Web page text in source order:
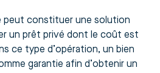
peut constituer une solution
un prêt privé dont le coût est
ce type d’opération, un bien
garantie afin d’obtenir un